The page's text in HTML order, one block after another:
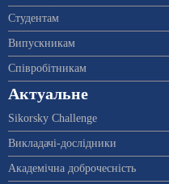
Студентам
Випускникам
Співробітникам
Актуальне
Sikorsky Challenge
Викладачі-дослідники
Академічна доброчесність